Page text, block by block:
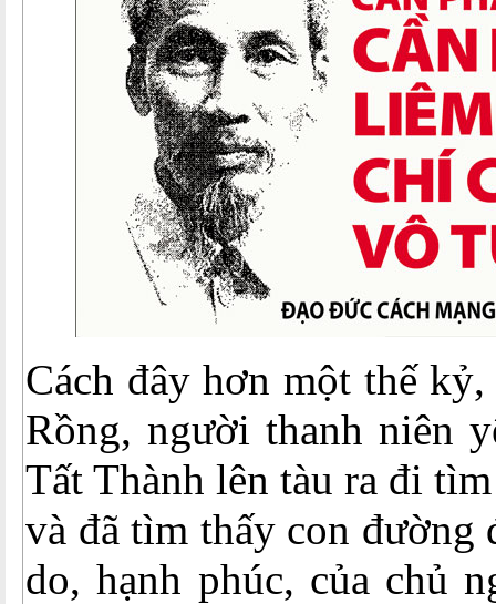
Cách đây hơn một thế
Rồng, người thanh niên
Tất Thành lên tàu ra đi
và đã tìm thấy con đường
do, hạnh phúc, của chủ